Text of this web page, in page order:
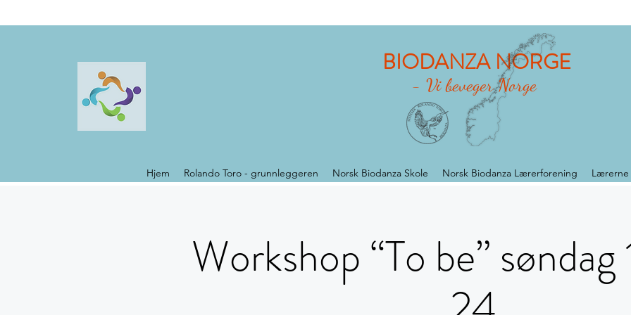
BIODANZA NORGE
- Vi beveger Norge
Hjem Rolando Toro - grunnleggeren Norsk Biodanza Skole Norsk Biodanza Lærerforening Lærerne
Workshop “To be”